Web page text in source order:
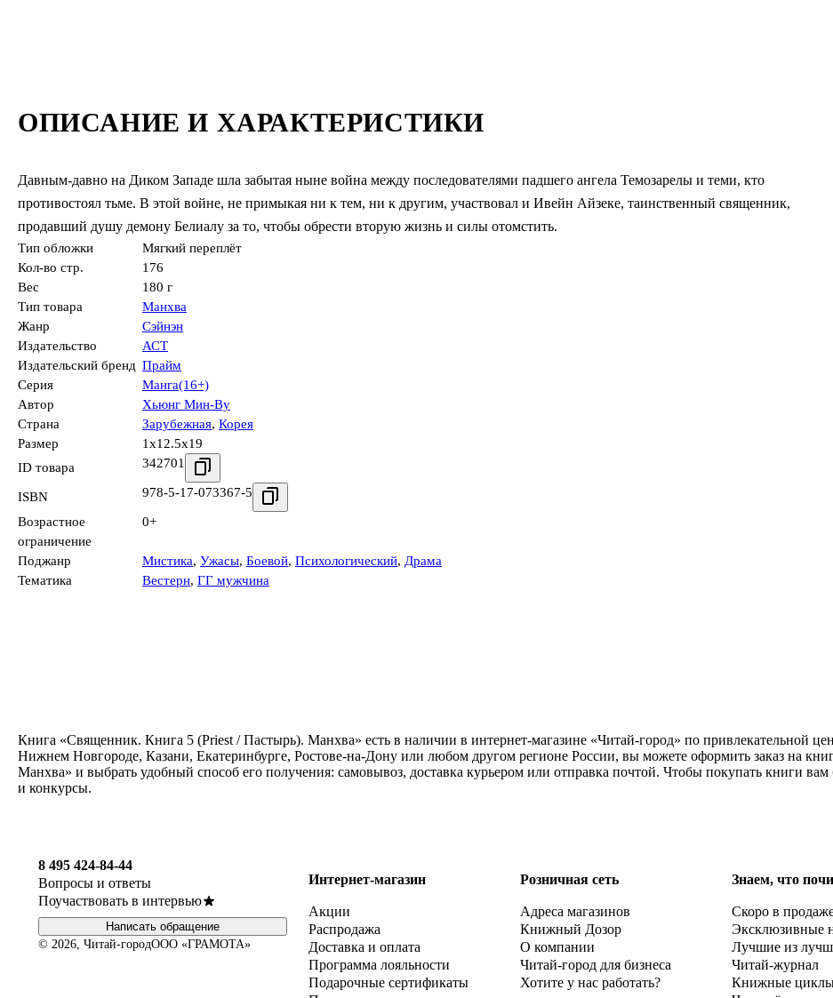
ОПИСАНИЕ И ХАРАКТЕРИСТИКИ
Давным-давно на Диком Западе шла забытая ныне война между последователями падшего ангела Темозарелы и теми, кто
противостоял тьме. В этой войне, не примыкая ни к тем, ни к другим, участвовал и Ивейн Айзеке, таинственный священник,
продавший душу демону Белиалу за то, чтобы обрести вторую жизнь и силы отомстить.
Тип обложки
Мягкий переплёт
Кол-во стр.
176
Вес
180 г
Тип товара
Манхва
Жанр
Сэйнэн
Издательство
АСТ
Издательский бренд Прайм
Серия
Манга(16+)
Автор
Хьюнг Мин-Ву
Страна
Зарубежная, Корея
Размер
1x12.5x19
ID товара
342701
ISBN 978-5-17-073367-5
Возрастное
ограничение
0+
Поджанр Мистика, Ужасы, Боевой, Психологический, Драма
Тематика
Вестерн, ГГ мужчина
Книга «Священник. Книга 5 (Priest / Пастырь). Манхва» есть в наличии в интернет-магазине «Читай-город» по привлекательной
Нижнем Новгороде, Казани, Екатеринбурге, Ростове-на-Дону или любом другом регионе России, вы можете оформить заказ на
Манхва» и выбрать удобный способ его получения: самовывоз, доставка курьером или отправка почтой. Чтобы покупать книги
и конкурсы.
8 495 424-84-44
Вопросы и ответы
Поучаствовать в интервью
Написать обращение
© 2026, Читай-городООО «ГРАМОТА»
Интернет-магазин
Акции
Распродажа
Доставка и оплата
Программа лояльности
Подарочные сертификаты
Розничная сеть
Адреса магазинов
Книжный Дозор
О компании
Читай-город для бизнеса
Хотите у нас работать?
Знаем, что
Скоро в
Эксклюзивные
Лучшие из
Читай-журнал
Книжные